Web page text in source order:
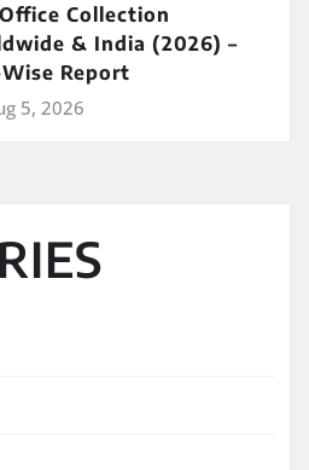
Collection
& India (2026) –
Report
5, 2026